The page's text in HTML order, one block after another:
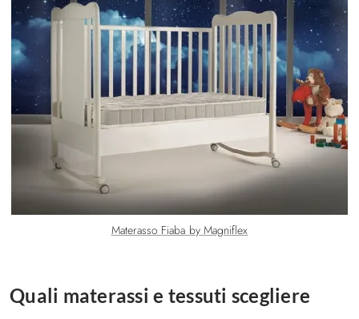
Materasso Fiaba by Magniflex
Quali materassi e tessuti scegliere